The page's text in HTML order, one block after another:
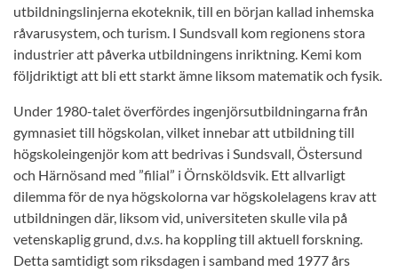
utbildningslinjerna ekoteknik, till en början kallad inhemska
råvarusystem, och turism. I Sundsvall kom regionens stora
industrier att påverka utbildningens inriktning. Kemi kom
följdriktigt att bli ett starkt ämne liksom matematik och fysik.
Under 1980-talet överfördes ingenjörsutbildningarna från
gymnasiet till högskolan, vilket innebar att utbildning till
högskoleingenjör kom att bedrivas i Sundsvall, Östersund
och Härnösand med ”filial” i Örnsköldsvik. Ett allvarligt
dilemma för de nya högskolorna var högskolelagens krav att
utbildningen där, liksom vid, universiteten skulle vila på
vetenskaplig grund, d.v.s. ha koppling till aktuell forskning.
Detta samtidigt som riksdagen i samband med 1977 års